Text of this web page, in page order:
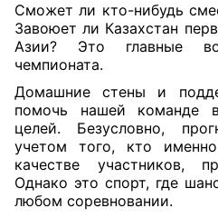
Сможет ли кто-нибудь
Завоюет ли Казахстан
Азии? Это главные
чемпионата.
Домашние стены и
помочь нашей команде
целей. Безусловно,
учетом того, кто
качестве участников,
Однако это спорт, где
любом соревновании.